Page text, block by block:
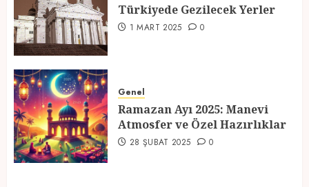
4
5
Atmosfer ve Özel Hazırlıklar
28 ŞUBAT 2025 0
Türkiyede Gezilecek Yerler
1 MART 2025 0
Genel
Ramazan Ayı 2025: Manevi
Atmosfer ve Özel Hazırlıklar
28 ŞUBAT 2025 0